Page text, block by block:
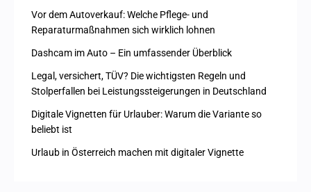
Vor dem Autoverkauf: Welche Pflege- und
Reparaturmaßnahmen sich wirklich lohnen
Dashcam im Auto – Ein umfassender Überblick
Legal, versichert, TÜV? Die wichtigsten Regeln und
Stolperfallen bei Leistungssteigerungen in Deutschland
Digitale Vignetten für Urlauber: Warum die Variante so
beliebt ist
Urlaub in Österreich machen mit digitaler Vignette